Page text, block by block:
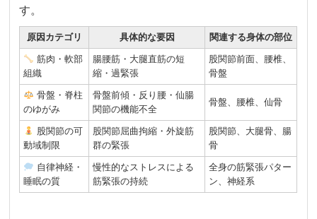
す。
原因カテゴリ 具体的な要因 関連する身体の部位
筋肉・軟部
組織
腸腰筋・大腿直筋の短
縮・過緊張
股関節前面、腰椎、
骨盤
骨盤・脊柱
のゆがみ
骨盤前傾・反り腰・仙腸
関節の機能不全
骨盤、腰椎、仙骨
股関節の可
動域制限
股関節屈曲拘縮・外旋筋
群の緊張
股関節、大腿骨、腸
骨
自律神経・
睡眠の質
慢性的なストレスによる
筋緊張の持続
全身の筋緊張パター
ン、神経系